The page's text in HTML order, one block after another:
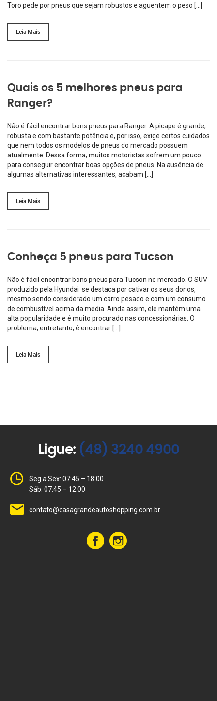
Toro pede por pneus que sejam robustos e aguentem o peso […]
Leia Mais
Quais os 5 melhores pneus para
Ranger?
Não é fácil encontrar bons pneus para Ranger. A picape é grande,
robusta e com bastante potência e, por isso, exige certos cuidados
que nem todos os modelos de pneus do mercado possuem
atualmente. Dessa forma, muitos motoristas sofrem um pouco
para conseguir encontrar boas opções de pneus. Na ausência de
algumas alternativas interessantes, acabam […]
Leia Mais
Conheça 5 pneus para Tucson
Não é fácil encontrar bons pneus para Tucson no mercado. O SUV
produzido pela Hyundai se destaca por cativar os seus donos,
mesmo sendo considerado um carro pesado e com um consumo
de combustível acima da média. Ainda assim, ele mantém uma
alta popularidade e é muito procurado nas concessionárias. O
problema, entretanto, é encontrar […]
Leia Mais
Ligue: (48) 3240 4900
Seg a Sex: 07:45 – 18:00
Sáb: 07:45 – 12:00
contato@casagrandeautoshopping.com.br